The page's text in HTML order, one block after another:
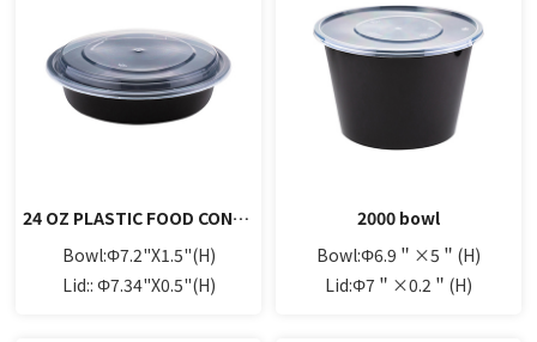
24 OZ PLASTIC FOOD CONTAINER WITH LID(ROUND)
Bowl:Φ7.2"X1.5"(H)
Lid:: Φ7.34"X0.5"(H)
2000 bowl
Bowl:Φ6.9＂×5＂(H)
Lid:Φ7＂×0.2＂(H)